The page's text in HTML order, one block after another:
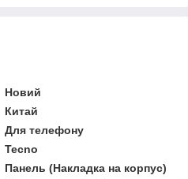
Новий
Китай
Для телефону
Tecno
Панель (Накладка на корпус)